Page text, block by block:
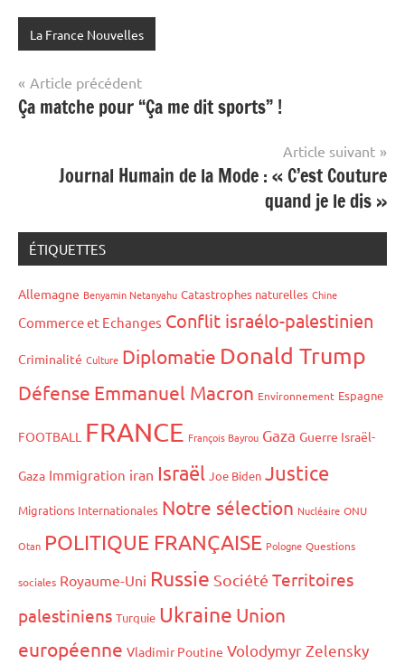
La France Nouvelles
Navigation
de
Article précédent
Ça matche pour “Ça me dit sports” !
Article suivant
Journal Humain de la Mode : « C’est Couture
quand je le dis »
ÉTIQUETTES
Allemagne Benyamin Netanyahu Catastrophes naturelles Chine
Commerce et Echanges Conflit israélo-palestinien
Criminalité Culture Diplomatie Donald Trump
Défense Emmanuel Macron Environnement Espagne
FOOTBALL FRANCE François Bayrou Gaza Guerre Israël-
Gaza Immigration iran Israël Joe Biden Justice
Migrations Internationales Notre sélection Nucléaire ONU
Otan POLITIQUE FRANÇAISE Pologne Questions
sociales Royaume-Uni Russie Société Territoires
palestiniens Turquie Ukraine Union
européenne Vladimir Poutine Volodymyr Zelensky